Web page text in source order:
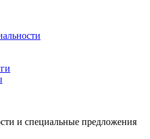
и специальные предложения